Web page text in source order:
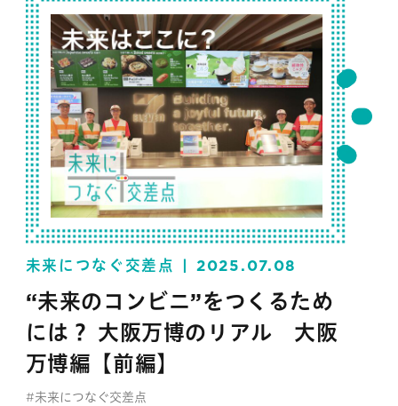
未来につなぐ交差点 2025.07.08
“未来のコンビニ”をつくるため
には？ 大阪万博のリアル 大阪
万博編【前編】
#未来につなぐ交差点